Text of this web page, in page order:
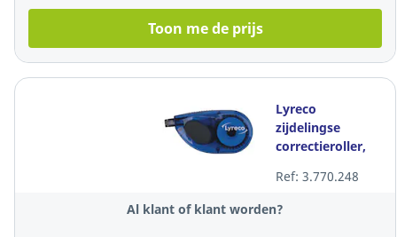
Toon me de prijs
Lyreco
zijdelingse
correctieroller,
per stuk
Ref: 3.770.248
Al klant of klant worden?